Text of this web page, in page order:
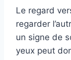
Le regard
regarder
un signe de
yeux peut